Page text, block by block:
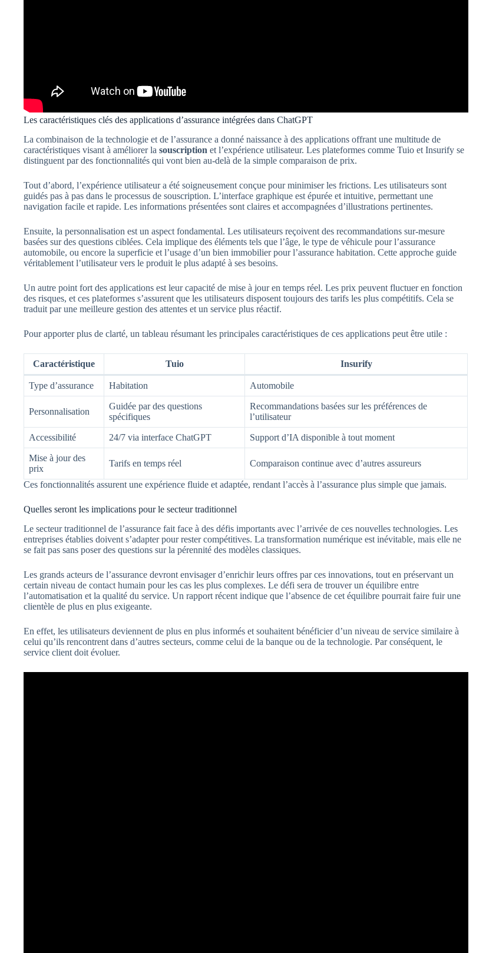
Les caractéristiques clés des applications d’assurance intégrées dans ChatGPT
La combinaison de la technologie et de l’assurance a donné naissance à des applications offrant une multitude de
caractéristiques visant à améliorer la souscription et l’expérience utilisateur. Les plateformes comme Tuio et Insurify se
distinguent par des fonctionnalités qui vont bien au-delà de la simple comparaison de prix.
Tout d’abord, l’expérience utilisateur a été soigneusement conçue pour minimiser les frictions. Les utilisateurs sont
guidés pas à pas dans le processus de souscription. L’interface graphique est épurée et intuitive, permettant une
navigation facile et rapide. Les informations présentées sont claires et accompagnées d’illustrations pertinentes.
Ensuite, la personnalisation est un aspect fondamental. Les utilisateurs reçoivent des recommandations sur-mesure
basées sur des questions ciblées. Cela implique des éléments tels que l’âge, le type de véhicule pour l’assurance
automobile, ou encore la superficie et l’usage d’un bien immobilier pour l’assurance habitation. Cette approche guide
véritablement l’utilisateur vers le produit le plus adapté à ses besoins.
Un autre point fort des applications est leur capacité de mise à jour en temps réel. Les prix peuvent fluctuer en fonction
des risques, et ces plateformes s’assurent que les utilisateurs disposent toujours des tarifs les plus compétitifs. Cela se
traduit par une meilleure gestion des attentes et un service plus réactif.
Pour apporter plus de clarté, un tableau résumant les principales caractéristiques de ces applications peut être utile :
Caractéristique Tuio Insurify
Type d’assurance Habitation Automobile
Personnalisation
Guidée par des questions
spécifiques
Recommandations basées sur les préférences de
l’utilisateur
Accessibilité 24/7 via interface ChatGPT Support d’IA disponible à tout moment
Mise à jour des
prix
Tarifs en temps réel Comparaison continue avec d’autres assureurs
Ces fonctionnalités assurent une expérience fluide et adaptée, rendant l’accès à l’assurance plus simple que jamais.
Quelles seront les implications pour le secteur traditionnel
Le secteur traditionnel de l’assurance fait face à des défis importants avec l’arrivée de ces nouvelles technologies. Les
entreprises établies doivent s’adapter pour rester compétitives. La transformation numérique est inévitable, mais elle ne
se fait pas sans poser des questions sur la pérennité des modèles classiques.
Les grands acteurs de l’assurance devront envisager d’enrichir leurs offres par ces innovations, tout en préservant un
certain niveau de contact humain pour les cas les plus complexes. Le défi sera de trouver un équilibre entre
l’automatisation et la qualité du service. Un rapport récent indique que l’absence de cet équilibre pourrait faire fuir une
clientèle de plus en plus exigeante.
En effet, les utilisateurs deviennent de plus en plus informés et souhaitent bénéficier d’un niveau de service similaire à
celui qu’ils rencontrent dans d’autres secteurs, comme celui de la banque ou de la technologie. Par conséquent, le
service client doit évoluer.